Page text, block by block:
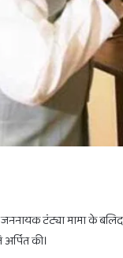
जननायक टंट्या मामा के
की।